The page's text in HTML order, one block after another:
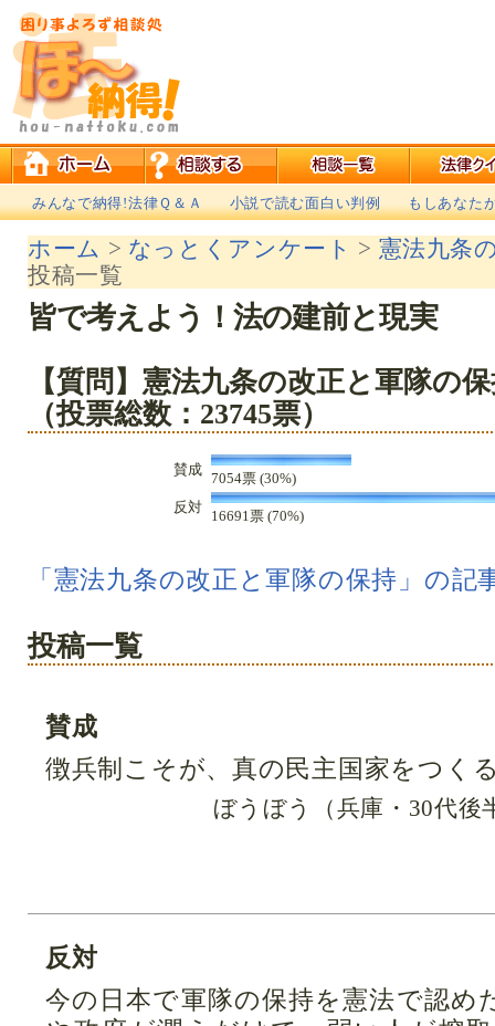
みんなで納得!法律Ｑ＆Ａ 小説で読む面白い判例 もしあなた
ホーム > なっとくアンケート > 憲法九条
投稿一覧
皆で考えよう！法の建前と現実
【質問】憲法九条の改正と軍隊の
（投票総数：23745票）
賛成
7054票 (30%)
反対
16691票 (70%)
「憲法九条の改正と軍隊の保持」の記
投稿一覧
賛成
徴兵制こそが、真の民主国家をつく
ぼうぼう（兵庫・30代後
反対
今の日本で軍隊の保持を憲法で認め